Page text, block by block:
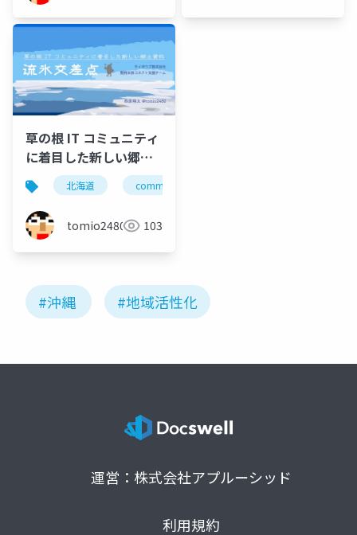
草の根 IT コミュニティ
に着目した新しい郷土
資料 流氷交差点 /
drifticecrossing
北海道 community
tomio2480 103
#沖縄 #地域活性化
運営：株式会社アプルーシッド
利用規約